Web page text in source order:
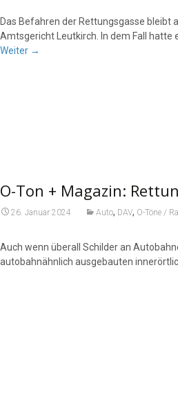
Das Befahren der Rettungsgasse bleibt
Amtsgericht Leutkirch. In dem Fall
Weiter →
O-Ton + Magazin:
26. Januar 2024 Auto, DAV, O-Töne /
Auch wenn überall Schilder an
autobahnähnlich ausgebauten